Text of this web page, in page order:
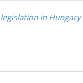
in Hungary